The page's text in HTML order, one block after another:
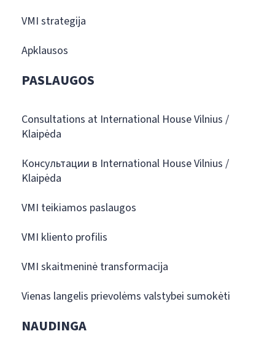
VMI strategija
Apklausos
PASLAUGOS
Consultations at International House Vilnius /
Klaipėda
Консультации в International House Vilnius /
Klaipėda
VMI teikiamos paslaugos
VMI kliento profilis
VMI skaitmeninė transformacija
Vienas langelis prievolėms valstybei sumokėti
NAUDINGA